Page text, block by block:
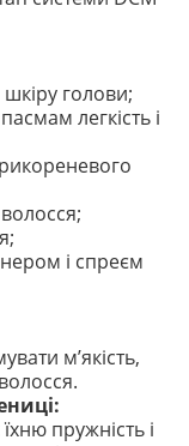
голови;
легкість і
волосся;
і спреєм
м’якість,
пружність і